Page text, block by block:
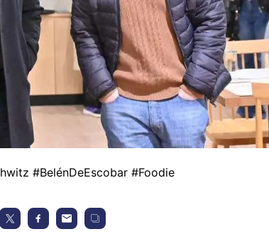
#BelénDeEscobar #Foodie